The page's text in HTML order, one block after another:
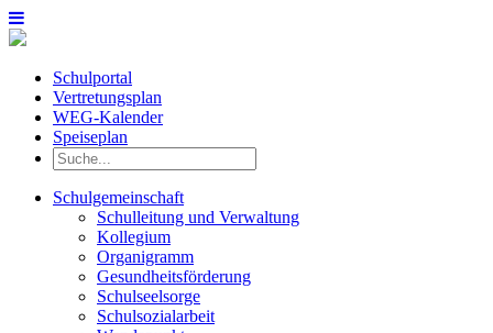
Schulportal
Vertretungsplan
WEG-Kalender
Speiseplan
Schulgemeinschaft
Schulleitung und Verwaltung
Kollegium
Organigramm
Gesundheitsförderung
Schulseelsorge
Schulsozialarbeit